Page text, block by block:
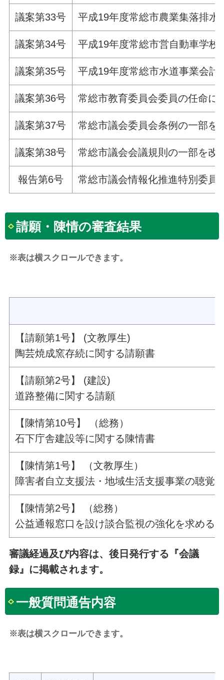
議案第33号 平成19年度常総市農業集落排水
議案第34号 平成19年度常総市営自動車学校
議案第35号 平成19年度常総市水道事業会計
議案第36号 常総市教育委員会委員の任命に
議案第37号 常総市議会委員会条例の一部を
議案第38号 常総市議会会議規則の一部を改
報告第6号 常総市議会情報化推進特別委員
請願・陳情の審査結果
※表は横スクロールできます。
【請願第1号】 (文教厚生)
陶芸焼成窯存続に関する請願書
【請願第2号】 (建設)
道路整備に関する請願
【陳情第10号】 （総務）
石下庁舎建設等に関する陳情書
【陳情第1号】 （文教厚生）
障害者自立支援法・地域生活支援事業の聴覚
【陳情第2号】 （総務）
公益通報窓口を設け談合監視の強化を求める
審議経過及び内容は、後日発行する『会議
録』に掲載されます。
一般質問通告内容
※表は横スクロールできます。